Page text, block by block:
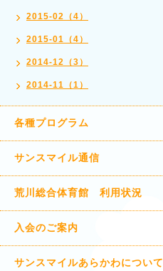
2015-02（4）
2015-01（4）
2014-12（3）
2014-11（1）
各種プログラム
サンスマイル通信
荒川総合体育館 利用状況
入会のご案内
サンスマイルあらかわについて